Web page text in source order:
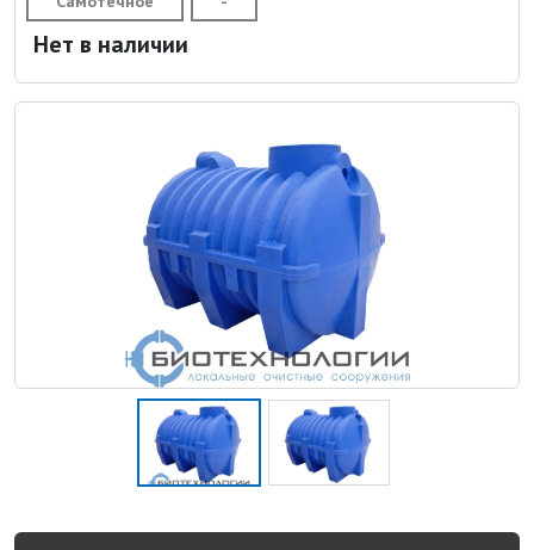
Нет в наличии